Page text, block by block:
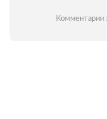
Комментарии